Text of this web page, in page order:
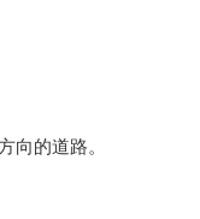
向的道路。